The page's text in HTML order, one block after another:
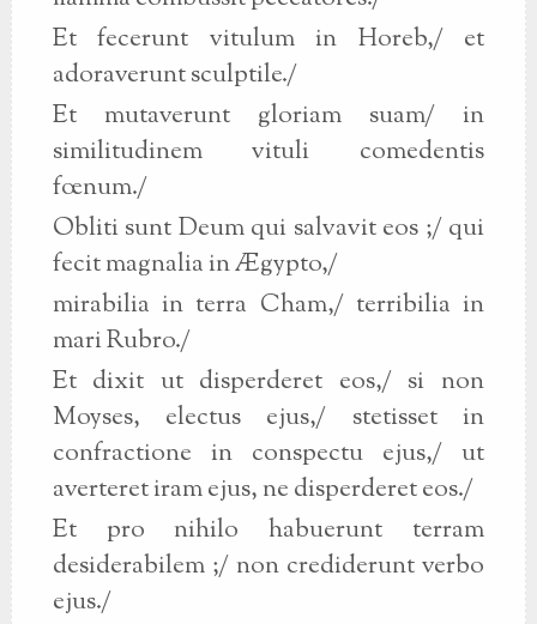
Et fecerunt vitulum in Horeb,/ et
adoraverunt sculptile./
Et mutaverunt gloriam suam/ in
similitudinem vituli comedentis
fœnum./
Obliti sunt Deum qui salvavit eos ;/ qui
fecit magnalia in Ægypto,/
mirabilia in terra Cham,/ terribilia in
mari Rubro./
Et dixit ut disperderet eos,/ si non
Moyses, electus ejus,/ stetisset in
confractione in conspectu ejus,/ ut
averteret iram ejus, ne disperderet eos./
Et pro nihilo habuerunt terram
desiderabilem ;/ non crediderunt verbo
ejus./